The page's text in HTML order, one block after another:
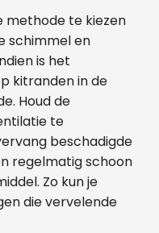
methode te kiezen
schimmel en
is het
kitranden in de
Houd de
te
beschadigde
regelmatig schoon
Zo kun je
die vervelende